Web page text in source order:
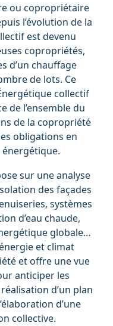
ou copropriétaire
l’évolution de la
est devenu
copropriétés,
d’un chauffage
de lots. Ce
collectif
de l’ensemble du
de la copropriété
obligations en
sur une analyse
des façades
systèmes
d’eau chaude,
globale…
et climat
et offre une vue
anticiper les
d’un plan
d’une
collective.